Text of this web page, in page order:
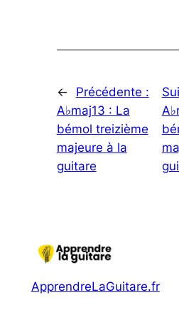
←
Précédente :
A♭maj13 : La
bémol treizième
majeure à la
guitare
ApprendreLaGuitare.fr